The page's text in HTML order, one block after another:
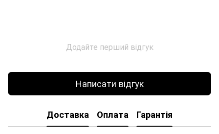
Додайте перший відгук
Написати відгук
Доставка Оплата Гарантія